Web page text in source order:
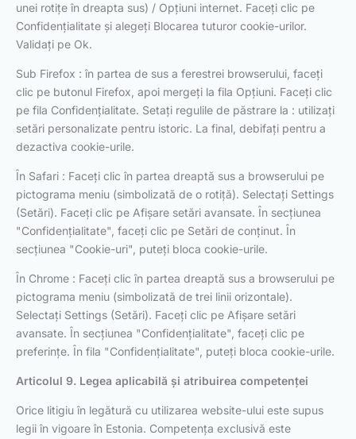
unei rotițe în dreapta sus) / Opțiuni internet. Faceți clic pe
Confidențialitate și alegeți Blocarea tuturor cookie-urilor.
Validați pe Ok.
Sub Firefox : în partea de sus a ferestrei browserului, faceți
clic pe butonul Firefox, apoi mergeți la fila Opțiuni. Faceți clic
pe fila Confidențialitate. Setați regulile de păstrare la : utilizați
setări personalizate pentru istoric. La final, debifați pentru a
dezactiva cookie-urile.
În Safari : Faceți clic în partea dreaptă sus a browserului pe
pictograma meniu (simbolizată de o rotiță). Selectați Settings
(Setări). Faceți clic pe Afișare setări avansate. În secțiunea
"Confidențialitate", faceți clic pe Setări de conținut. În
secțiunea "Cookie-uri", puteți bloca cookie-urile.
În Chrome : Faceți clic în partea dreaptă sus a browserului pe
pictograma meniu (simbolizată de trei linii orizontale).
Selectați Settings (Setări). Faceți clic pe Afișare setări
avansate. În secțiunea "Confidențialitate", faceți clic pe
preferințe. În fila "Confidențialitate", puteți bloca cookie-urile.
Articolul 9. Legea aplicabilă și atribuirea competenței
Orice litigiu în legătură cu utilizarea website-ului este supus
legii în vigoare în Estonia. Competența exclusivă este